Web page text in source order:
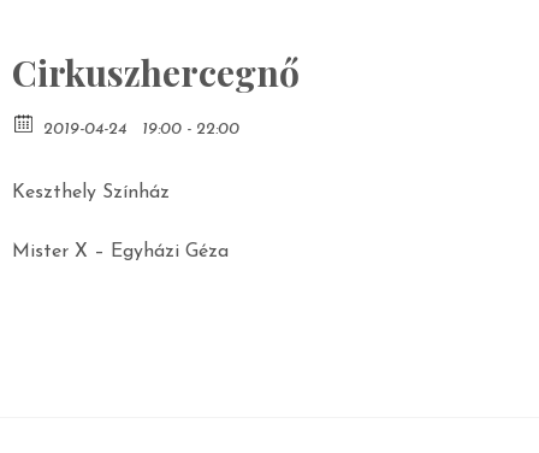
Cirkuszhercegnő
2019-04-24 19:00 - 22:00
Keszthely Színház
Mister X – Egyházi Géza